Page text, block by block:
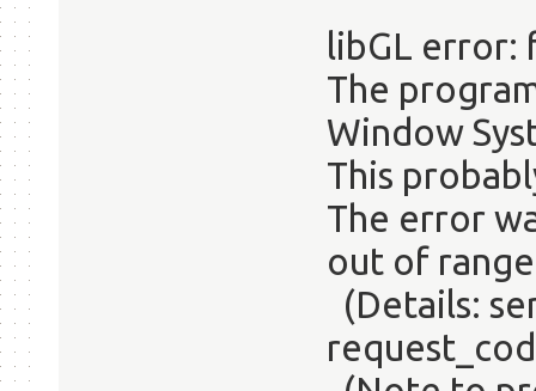
libGL error:
The
Window
This
The error
out of
(Details: